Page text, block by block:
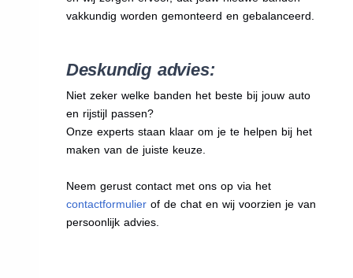
vakkundig worden gemonteerd en gebalanceerd.
Deskundig advies:
Niet zeker welke banden het beste bij jouw auto
en rijstijl passen?
Onze experts staan klaar om je te helpen bij het
maken van de juiste keuze.
Neem gerust contact met ons op via het
contactformulierof de chat en wij voorzien je van
persoonlijk advies.